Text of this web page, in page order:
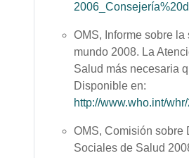
OMS, Informe sobre la
mundo 2008. La
Salud más necesaria
Disponible en:
http://www.who.int/
OMS, Comisión sobre
Sociales de Salud